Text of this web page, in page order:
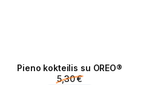
Pieno kokteilis su OREO®
5,30 €